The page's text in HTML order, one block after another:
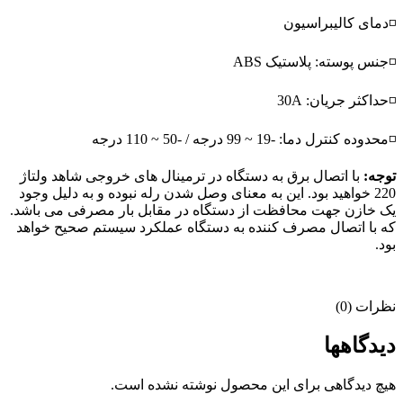
◽دمای کالیبراسیون
◽جنس پوسته: پلاستیک ABS
◽حداکثر جریان: 30A
◽محدوده کنترل دما: -19 ~ 99 درجه / -50 ~ 110 درجه
توجه: با اتصال برق به دستگاه در ترمینال های خروجی شاهد ولتاژ
220 خواهید بود. این به معنای وصل شدن رله نبوده و به دلیل وجود
یک خازن جهت محافظت از دستگاه در مقابل بار مصرفی می باشد.
که با اتصال مصرف کننده به دستگاه عملکرد سیستم صحیح خواهد
بود.
نظرات (0)
دیدگاهها
هیچ دیدگاهی برای این محصول نوشته نشده است.